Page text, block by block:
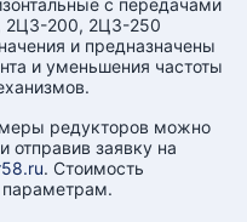
с передачами
2Ц3-200, 2Ц3-250
и предназначены
и уменьшения частоты
редукторов можно
отправив заявку на
. Стоимость
параметрам.